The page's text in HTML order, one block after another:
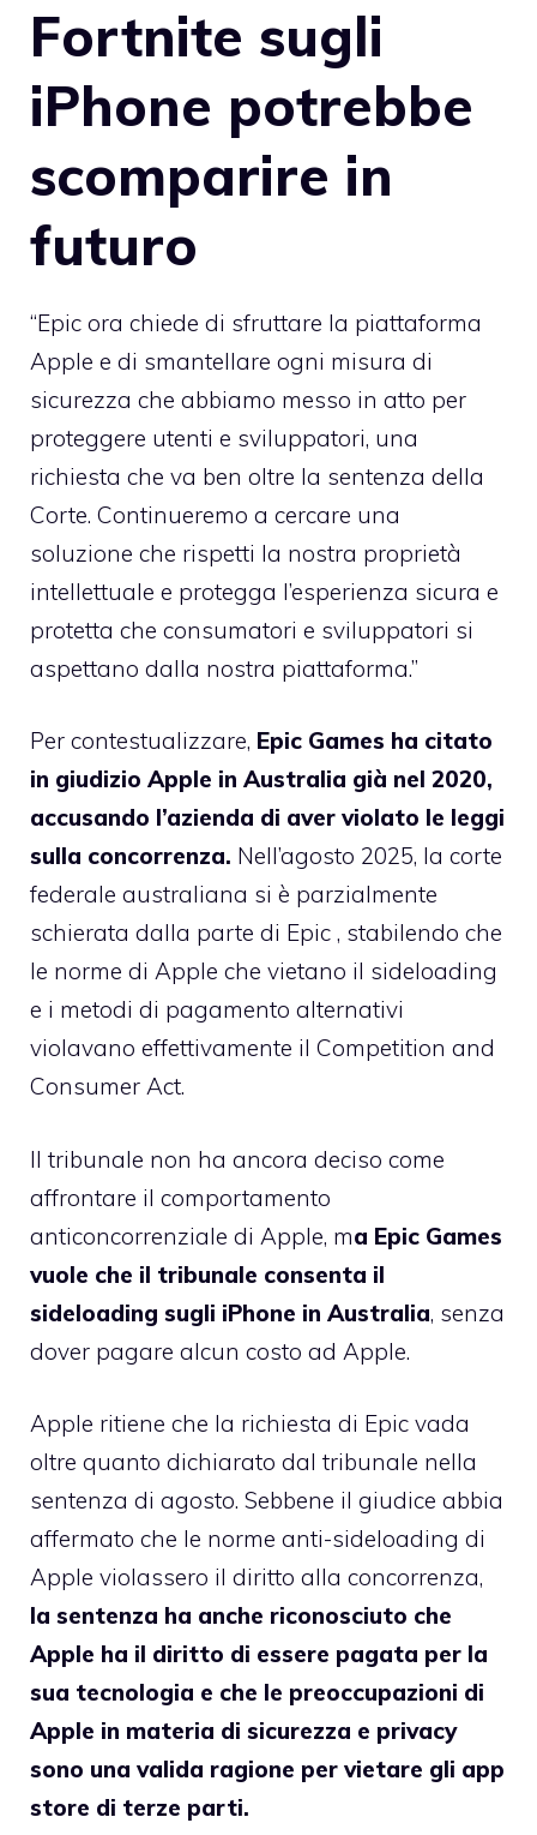
Fortnite sugli
iPhone potrebbe
scomparire in
futuro
“Epic ora chiede di sfruttare la piattaforma
Apple e di smantellare ogni misura di
sicurezza che abbiamo messo in atto per
proteggere utenti e sviluppatori, una
richiesta che va ben oltre la sentenza della
Corte. Continueremo a cercare una
soluzione che rispetti la nostra proprietà
intellettuale e protegga l’esperienza sicura e
protetta che consumatori e sviluppatori si
aspettano dalla nostra piattaforma.”
Per contestualizzare, Epic Games ha citato
in giudizio Apple in Australia già nel 2020,
accusando l’azienda di aver violato le leggi
sulla concorrenza. Nell’agosto 2025, la corte
federale australiana si è parzialmente
schierata dalla parte di Epic , stabilendo che
le norme di Apple che vietano il sideloading
e i metodi di pagamento alternativi
violavano effettivamente il Competition and
Consumer Act.
Il tribunale non ha ancora deciso come
affrontare il comportamento
anticoncorrenziale di Apple, ma Epic Games
vuole che il tribunale consenta il
sideloading sugli iPhone in Australia, senza
dover pagare alcun costo ad Apple.
Apple ritiene che la richiesta di Epic vada
oltre quanto dichiarato dal tribunale nella
sentenza di agosto. Sebbene il giudice abbia
affermato che le norme anti-sideloading di
Apple violassero il diritto alla concorrenza,
la sentenza ha anche riconosciuto che
Apple ha il diritto di essere pagata per la
sua tecnologia e che le preoccupazioni di
Apple in materia di sicurezza e privacy
sono una valida ragione per vietare gli app
store di terze parti.